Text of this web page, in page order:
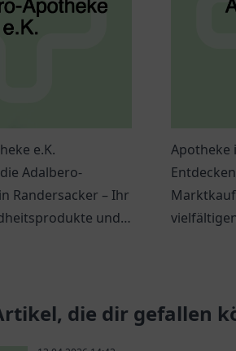
e.K.
Adalbero-
Randersacker – Ihr
und
Apotheke
die dir gefallen